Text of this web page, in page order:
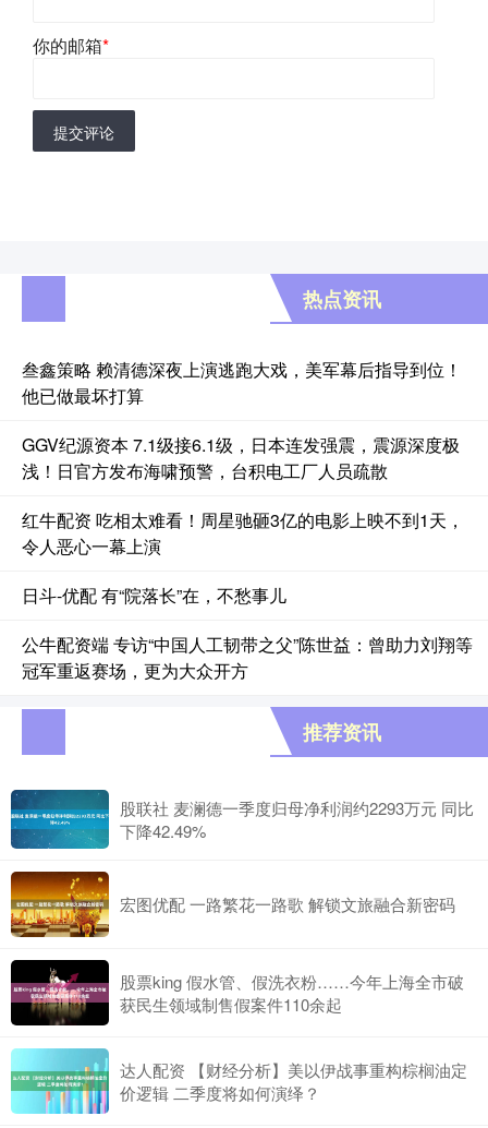
你的邮箱*
提交评论
热点资讯
叁鑫策略 赖清德深夜上演逃跑大戏，美军幕后指导到位！
他已做最坏打算
GGV纪源资本 7.1级接6.1级，日本连发强震，震源深度极
浅！日官方发布海啸预警，台积电工厂人员疏散
红牛配资 吃相太难看！周星驰砸3亿的电影上映不到1天，
令人恶心一幕上演
日斗-优配 有“院落长”在，不愁事儿
公牛配资端 专访“中国人工韧带之父”陈世益：曾助力刘翔等
冠军重返赛场，更为大众开方
推荐资讯
股联社 麦澜德一季度归母净利润约2293万元 同比
下降42.49%
宏图优配 一路繁花一路歌 解锁文旅融合新密码
股票king 假水管、假洗衣粉……今年上海全市破
获民生领域制售假案件110余起
达人配资 【财经分析】美以伊战事重构棕榈油定
价逻辑 二季度将如何演绎？